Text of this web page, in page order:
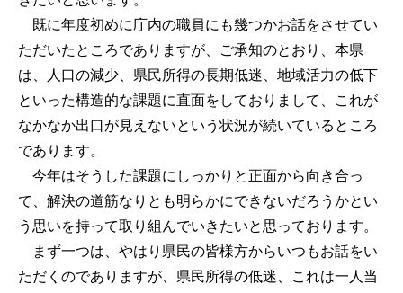
既に年度初めに庁内の職員にも幾つかお話をさせてい
ただいたところでありますが、ご承知のとおり、本県
は、人口の減少、県民所得の長期低迷、地域活力の低下
といった構造的な課題に直面をしておりまして、これが
なかなか出口が見えないという状況が続いているところ
であります。
今年はそうした課題にしっかりと正面から向き合っ
て、解決の道筋なりとも明らかにできないだろうかとい
う思いを持って取り組んでいきたいと思っております。
まず一つは、やはり県民の皆様方からいつもお話をい
ただくのでありますが、県民所得の低迷、これは一人当